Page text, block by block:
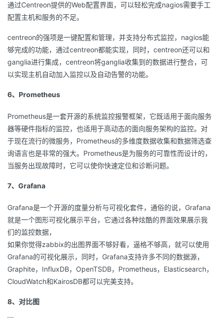
通过Centreon提供的Web配置界面，可以轻松完成nagios需要手工
配置主机和服务的不足。
centreon的强项是一键配置和管理，并支持分布式监控，nagios能
够完成的功能，通过centreon都能实现，同时，centreon还可以和
ganglia进行集成，centreon将ganglia收集到的数据进行整合，可
以实现主机自动加入监控以及自动告警的功能。
6、Prometheus
Prometheus是一套开源的系统监控报警框架，它既适用于面向服务
器等硬件指标的监控，也适用于高动态的面向服务架构的监控。对
于现在流行的微服务，Prometheus的多维度数据收集和数据筛选查
询语言也是非常的强大。Prometheus是为服务的可靠性而设计的，
当服务出现故障时，它可以使你快速定位和诊断问题。
7、Grafana
Grafana是一个开源的度量分析与可视化套件，通俗的说，Grafana
就是一个图形可视化展示平台，它通过各种炫酷的界面效果展示我
们的监控数据，
如果你觉得zabbix的出图界面不够好看，逼格不够高，就可以使用
Grafana的可视化展示，同时，Grafana支持许多不同的数据源，
Graphite，InfluxDB，OpenTSDB，Prometheus，Elasticsearch，
CloudWatch和KairosDB都可以完美支持。
8、对比图